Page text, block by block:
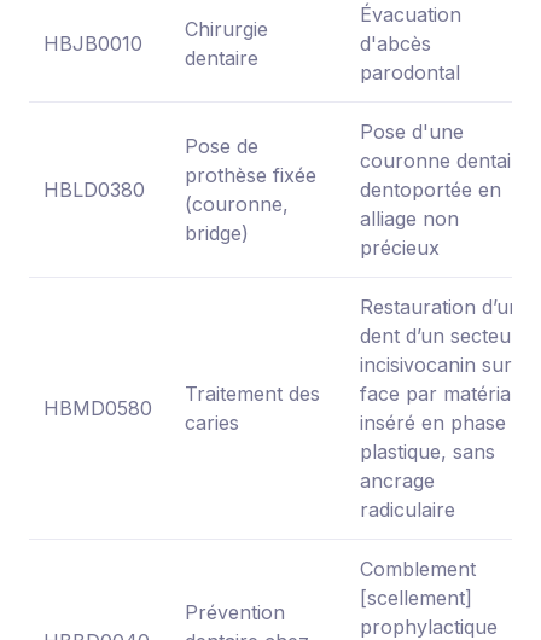
HBJB0010
Chirurgie
dentaire
Évacuation
d'abcès
parodontal
HBLD0380
Pose de
prothèse fixée
(couronne,
bridge)
Pose d'une
couronne dentaire
dentoportée en
alliage non
précieux
HBMD0580
Traitement des
caries
Restauration d’une
dent d’un secteur
incisivocanin sur 1
face par matériau
inséré en phase
plastique, sans
ancrage
radiculaire
Prévention
Comblement
[scellement]
prophylactique